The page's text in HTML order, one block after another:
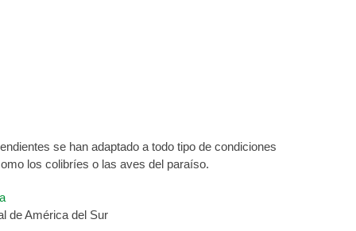
se han adaptado a todo tipo de condiciones
los colibríes o las aves del paraíso.
de América del Sur